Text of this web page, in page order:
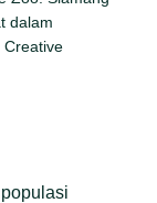
dalam
Creative